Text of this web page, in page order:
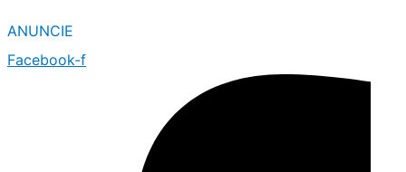
ANUNCIE
Facebook-f